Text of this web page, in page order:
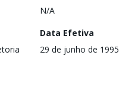
N/A
Data Efetiva
29 de junho de 1995